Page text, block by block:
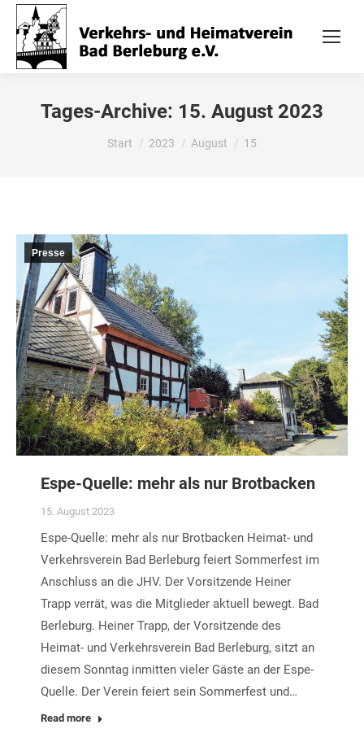
Tages-Archive: 15. August 2023
Sie befinden sich hier:
Start 2023 August 15
Presse
Espe-Quelle: mehr als nur Brotbacken
15. August 2023
Espe-Quelle: mehr als nur Brotbacken Heimat- und
Verkehrsverein Bad Berleburg feiert Sommerfest im
Anschluss an die JHV. Der Vorsitzende Heiner
Trapp verrät, was die Mitglieder aktuell bewegt. Bad
Berleburg. Heiner Trapp, der Vorsitzende des
Heimat- und Verkehrsverein Bad Berleburg, sitzt an
diesem Sonntag inmitten vieler Gäste an der Espe-
Quelle. Der Verein feiert sein Sommerfest und…
Read more